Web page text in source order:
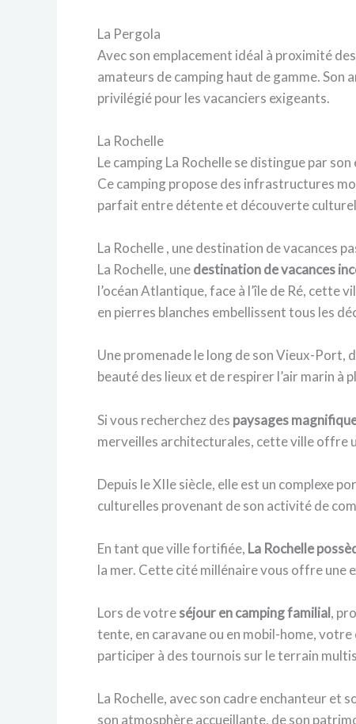
La Pergola
Avec son emplacement idéal à proximité
amateurs de camping haut de gamme. Son
privilégié pour les vacanciers exigeants.
La Rochelle
Le camping La Rochelle se distingue par
Ce camping propose des infrastructures
parfait entre détente et découverte
La Rochelle , une destination de vacances
La Rochelle, unedestination de vacances
l’océan Atlantique, face à l’île de Ré, cette
en pierres blanches embellissent tous les
Une promenade le long de son Vieux-Port,
beauté des lieux et de respirer l’air marin à
Si vous recherchez des paysages
merveilles architecturales, cette ville offre
Depuis le XIIe siècle, elle est un complexe
culturelles provenant de son activité de
En tant que ville fortifiée, La Rochelle
la mer. Cette cité millénaire vous offre une
Lors de votreséjour en camping familial,
tente, en caravane ou en mobil-home,
participer à des tournois sur le terrain
La Rochelle, avec son cadre enchanteur
son atmosphère accueillante, de son